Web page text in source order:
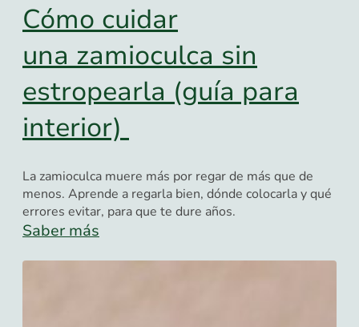
Cómo cuidar
una zamioculca sin
estropearla (guía para
interior)
La zamioculca muere más por regar de más que de
menos. Aprende a regarla bien, dónde colocarla y qué
errores evitar, para que te dure años.
Saber más